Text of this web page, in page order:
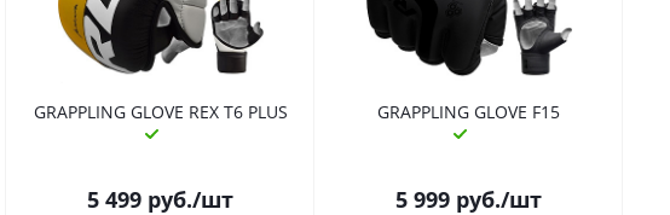
GRAPPLING GLOVE REX T6 PLUS
5 499 руб./шт
GRAPPLING GLOVE F15
5 999 руб./шт